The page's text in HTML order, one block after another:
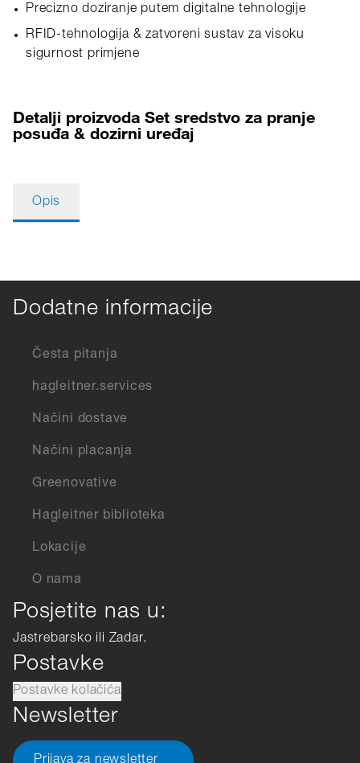
Precizno doziranje putem digitalne tehnologije
RFID‑tehnologija & zatvoreni sustav za visoku
sigurnost primjene
Detalji proizvoda Set sredstvo za pranje
posuđa & dozirni uređaj
Opis
Dodatne informacije
Česta pitanja
hagleitner.services
Načini dostave
Načini placanja
Greenovative
Hagleitner biblioteka
Lokacije
O nama
Posjetite nas u:
Jastrebarsko ili Zadar.
Postavke
Postavke kolačića
Newsletter